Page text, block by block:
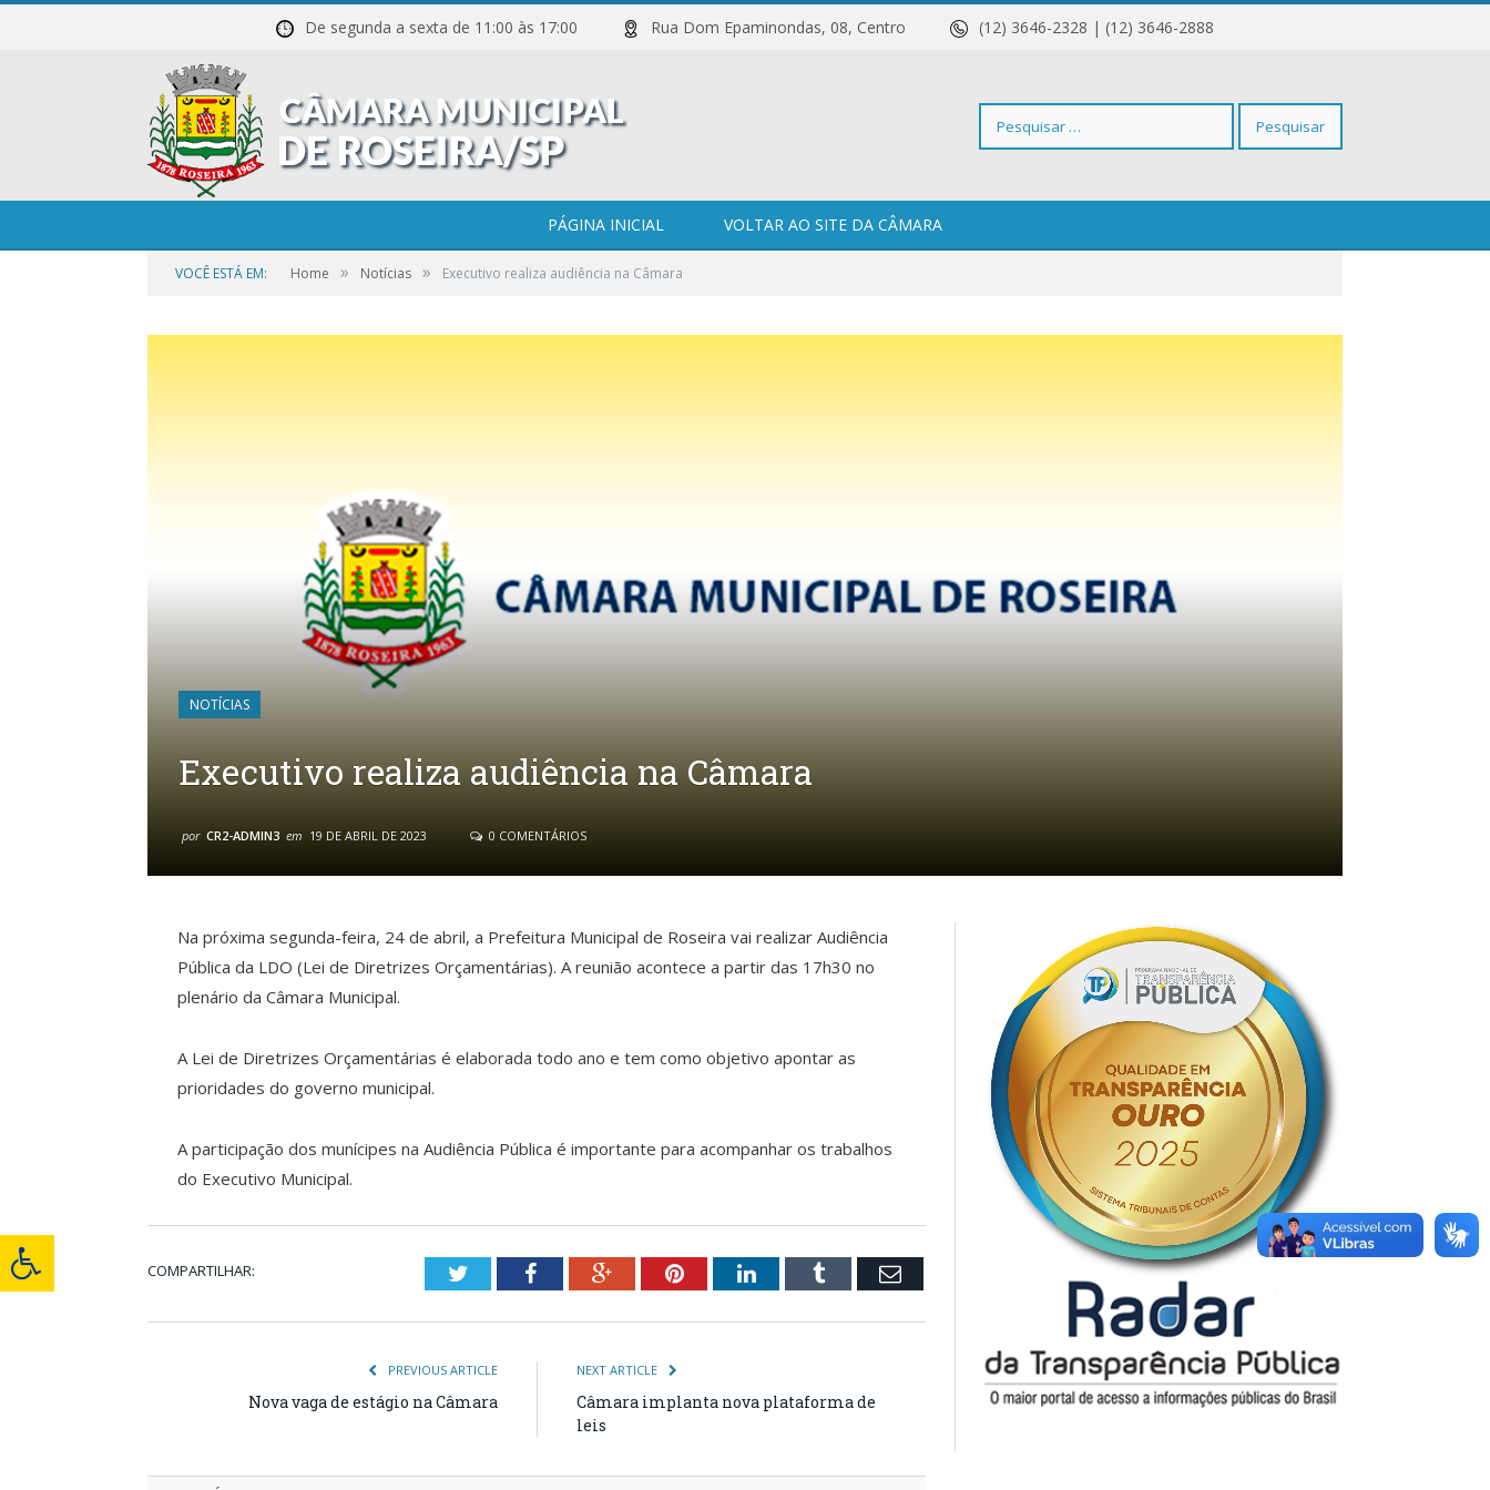
De segunda a sexta de 11:00 às 17:00 Rua Dom Epaminondas, 08, Centro (12) 3646-2328 | (12) 3646-2888
Pesquisar
PÁGINA INICIAL VOLTAR AO SITE DA CÂMARA
VOCÊ ESTÁ EM: Home » Notícias » Executivo realiza audiência na Câmara
NOTÍCIAS
Executivo realiza audiência na Câmara
por CR2-ADMIN3 em 19 DE ABRIL DE 2023 0 COMENTÁRIOS
Na próxima segunda-feira, 24 de abril, a Prefeitura Municipal de Roseira vai realizar Audiência
Pública da LDO (Lei de Diretrizes Orçamentárias). A reunião acontece a partir das 17h30 no
plenário da Câmara Municipal.
A Lei de Diretrizes Orçamentárias é elaborada todo ano e tem como objetivo apontar as
prioridades do governo municipal.
A participação dos munícipes na Audiência Pública é importante para acompanhar os trabalhos
do Executivo Municipal.
COMPARTILHAR: TwitterFacebookGoogle+PinterestLinkedInTumblr Email
PREVIOUS ARTICLE
Nova vaga de estágio na Câmara
NEXT ARTICLE
Câmara implanta nova plataforma de
leis